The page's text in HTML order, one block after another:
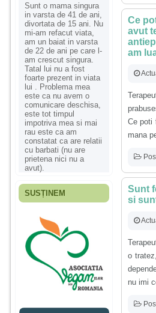
Sunt o mama singura
in varsta de 41 de ani,
divortata de 15 ani. Nu
mi-am refacut viata,
am un baiat in varsta
de 22 de ani pe care l-
am crescut singura.
Tatal lui nu a fost
foarte prezent in viata
lui . Problema mea
este ca nu avem o
comunicare deschisa,
este tot timpul
impotriva mea si mai
rau este ca am
constatat ca are relatii
cu barbati (nu are
prietena nici nu a
avut).
Fiica mea s-a nascut
ani, privind in urma
realizez cat de multe
greseli am facut in
educatia si cresterea
ei, am fost o mama
egoista, preocupata
de implinirea
profesionala, cand ea
era mica am neglijat-
agresiva, orice
SUSȚINEM
Ce
avut
am
Ce poti
mana
Sunt
si
o
nu imi